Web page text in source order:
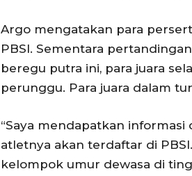
Argo mengatakan para
PBSI. Sementara
beregu putra ini, para juara
perunggu. Para juara dalam
“Saya mendapatkan
atletnya akan terdaftar di
kelompok umur dewasa di